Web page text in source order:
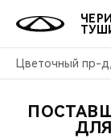
Цветочный пр-
ДЛЯ